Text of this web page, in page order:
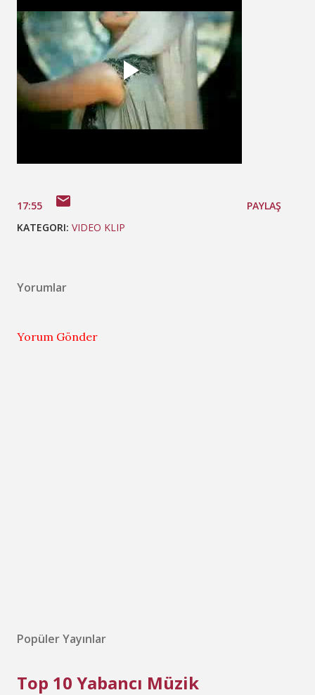
17:55
KATEGORI: VIDEO KLIP
PAYLAŞ
Yorumlar
Yorum Gönder
Popüler Yayınlar
Top 10 Yabancı Müzik